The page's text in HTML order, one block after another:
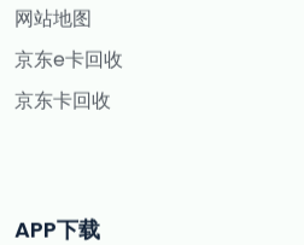
网站地图
京东e卡回收
京东卡回收
APP下载